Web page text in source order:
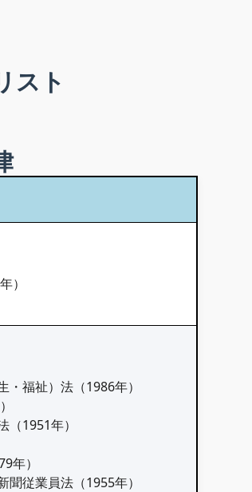
スト
）
福祉）法（1986年）
（1951年）
年）
従業員法（1955年）